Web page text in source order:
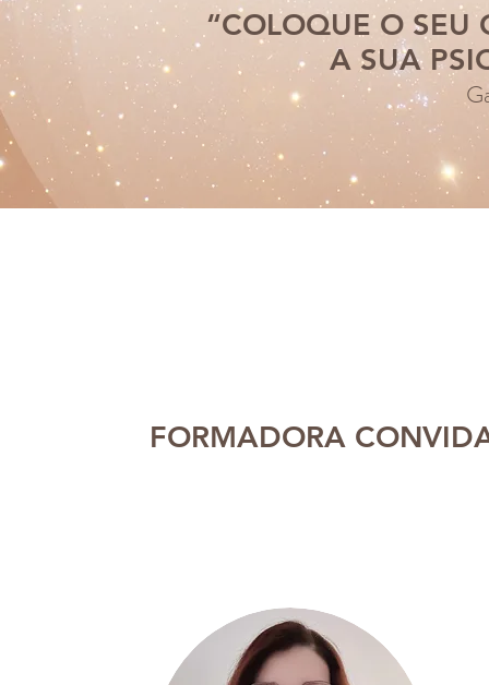
“COLOQUE O SEU
A SUA
FORMADORA